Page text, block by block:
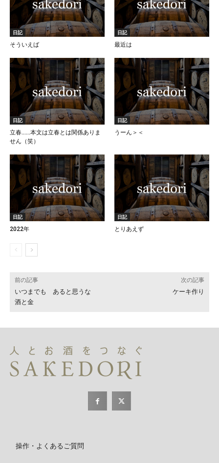
日記
そういえば
日記
最近は
日記
立春……本文は立春とは関係ありま
せん（笑）
日記
うーん＞＜
日記
2022年
日記
とりあえず
前の記事
いつまでも あると思うな
酒と金
次の記事
ケーキ作り
操作・よくあるご質問